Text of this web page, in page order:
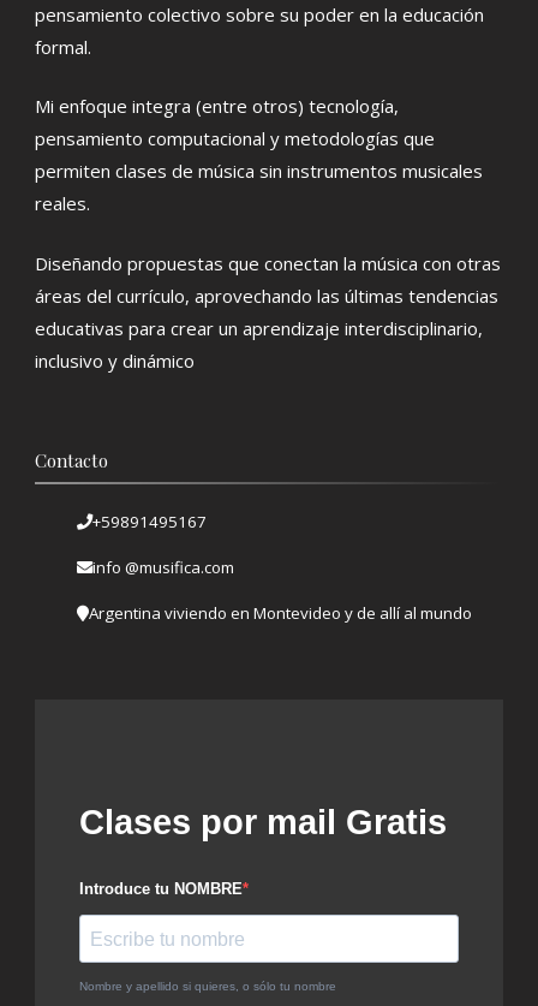
pensamiento colectivo sobre su poder en la educación
formal.
Mi enfoque integra (entre otros) tecnología,
pensamiento computacional y metodologías que
permiten clases de música sin instrumentos musicales
reales.
Diseñando propuestas que conectan la música con otras
áreas del currículo, aprovechando las últimas tendencias
educativas para crear un aprendizaje interdisciplinario,
inclusivo y dinámico
Contacto
+59891495167
info @musifica.com
Argentina viviendo en Montevideo y de allí al mundo